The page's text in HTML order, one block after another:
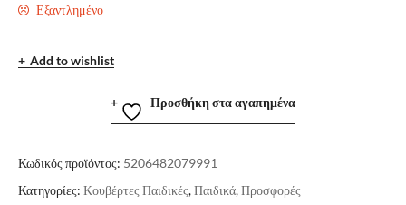
Εξαντλημένο
Add to wishlist
Προσθήκη στα αγαπημένα
Κωδικός προϊόντος: 5206482079991
Κατηγορίες: Κουβέρτες Παιδικές,Παιδικά,Προσφορές